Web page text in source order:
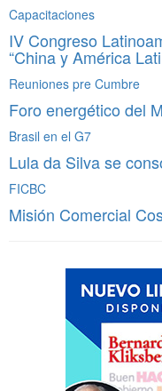
Capacitaciones
IV Congreso
“China y América
Reuniones pre Cumbre
Foro energético del
Brasil en el G7
Lula da Silva se
FICBC
Misión Comercial